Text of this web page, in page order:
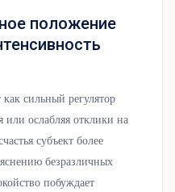
положение
сильный регулятор
ослабляя отклики на
субъект более
безразличных
побуждает